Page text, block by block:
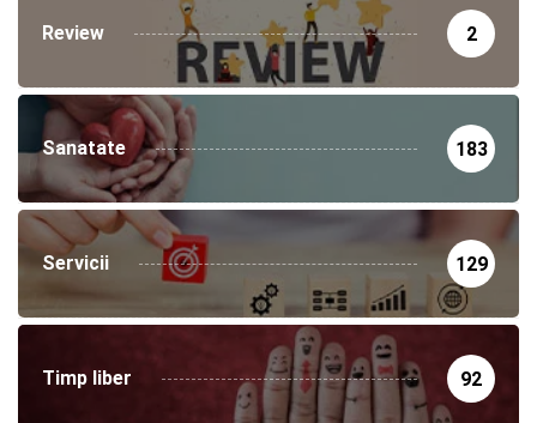
Review 2
Sanatate 183
Servicii 129
Timp liber 92